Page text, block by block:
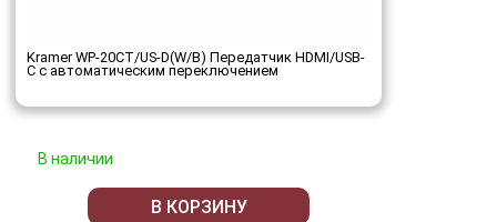
Kramer WP-20CT/US-D(W/B) Передатчик HDMI/USB-
C с автоматическим переключением
В наличии
В КОРЗИНУ